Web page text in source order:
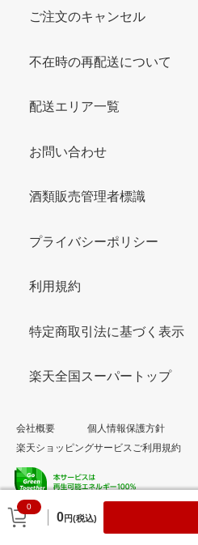
0
0円(税込)
ご注文のキャンセル
不在時の再配送について
配送エリア一覧
お問い合わせ
酒類販売管理者標識
プライバシーポリシー
利用規約
特定商取引法に基づく表示
楽天全国スーパートップ
会社概要
個人情報保護方針
楽天ショッピングサービスご利用規約
© Rakuten Group, Inc.